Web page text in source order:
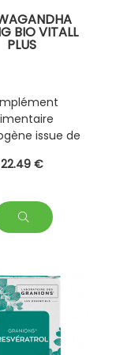
BIO VITALL
PLUS
issue de
à résister
stress, pour
au bien-
optimale.
22.49 €